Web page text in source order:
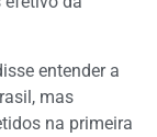
entender a
mas
na primeira